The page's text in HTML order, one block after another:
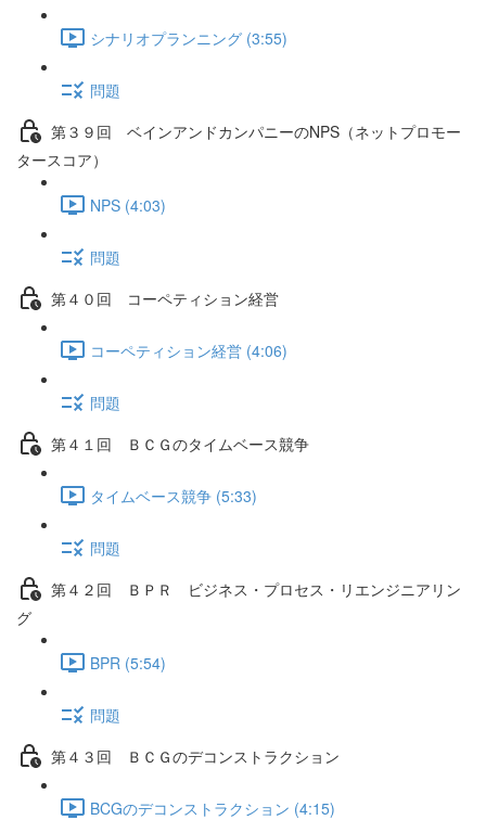
シナリオプランニング (3:55)
問題
第３９回 ベインアンドカンパニーのNPS（ネットプロモー
タースコア）
NPS (4:03)
問題
第４０回 コーペティション経営
コーペティション経営 (4:06)
問題
第４１回 ＢＣＧのタイムベース競争
タイムベース競争 (5:33)
問題
第４２回 ＢＰＲ ビジネス・プロセス・リエンジニアリン
グ
BPR (5:54)
問題
第４３回 ＢＣＧのデコンストラクション
BCGのデコンストラクション (4:15)